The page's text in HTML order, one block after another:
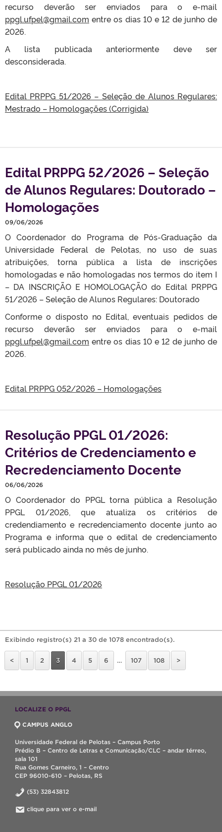
recurso deverão ser enviados para o e-mail
ppgl.ufpel@gmail.com entre os dias 10 e 12 de junho de
2026.
A lista publicada anteriormente deve ser
desconsiderada.
Edital PRPPG 51/2026 – Seleção de Alunos Regulares:
Mestrado – Homologações (Corrigida)
Edital PRPPG 52/2026 – Seleção
de Alunos Regulares: Doutorado –
Homologações
09/06/2026
O Coordenador do Programa de Pós-Graduação da
Universidade Federal de Pelotas, no uso de suas
atribuições, torna pública a lista de inscrições
homologadas e não homologadas nos termos do item I
– DA INSCRIÇÃO E HOMOLOGAÇÃO do Edital PRPPG
51/2026 – Seleção de Alunos Regulares: Doutorado
Conforme o disposto no Edital, eventuais pedidos de
recurso deverão ser enviados para o e-mail
ppgl.ufpel@gmail.com entre os dias 10 e 12 de junho de
2026.
Edital PRPPG 052/2026 – Homologações
Resolução PPGL 01/2026:
Critérios de Credenciamento e
Recredenciamento Docente
06/06/2026
O Coordenador do PPGL torna pública a Resolução
PPGL 01/2026, que atualiza os critérios de
credendiamento e recredenciamento docente junto ao
Programa e informa que o edital de credenciamento
será publicado ainda no mês de junho.
Resolução PPGL 01/2026
Exibindo registro(s) 21 a 30 de 1078 encontrado(s).
< 1 2 3 4 5 6 … 107 108 >
LOCALIZE O PPGL
CAMPUS ANGLO
Universidade Federal de Pelotas – Campus Porto
Prédio B – Centro de Letras e Comunicação/CLC – andar térreo,
sala 101
Rua Gomes Carneiro, 1 – Centro
CEP 96010-610 – Pelotas, RS
(53) 32843812
clique para ver o e-mail